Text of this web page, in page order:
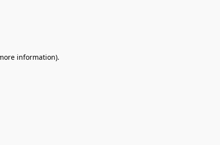
information).